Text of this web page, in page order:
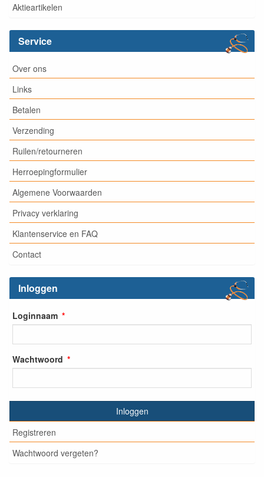
Aktieartikelen
Service
Over ons
Links
Betalen
Verzending
Ruilen/retourneren
Herroepingformulier
Algemene Voorwaarden
Privacy verklaring
Klantenservice en FAQ
Contact
Inloggen
Loginnaam
Wachtwoord
Inloggen
Registreren
Wachtwoord vergeten?